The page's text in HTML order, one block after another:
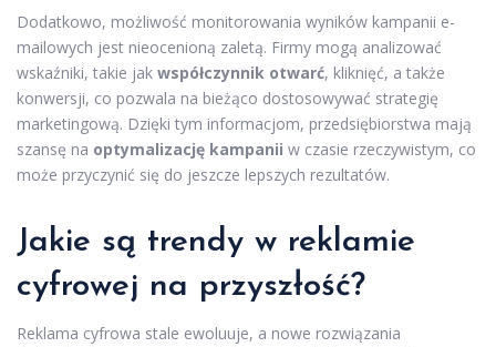
Dodatkowo, możliwość monitorowania wyników kampanii e-
mailowych jest nieocenioną zaletą. Firmy mogą analizować
wskaźniki, takie jak współczynnik otwarć, kliknięć, a także
konwersji, co pozwala na bieżąco dostosowywać strategię
marketingową. Dzięki tym informacjom, przedsiębiorstwa mają
szansę na optymalizację kampanii w czasie rzeczywistym, co
może przyczynić się do jeszcze lepszych rezultatów.
Jakie są trendy w reklamie
cyfrowej na przyszłość?
Reklama cyfrowa stale ewoluuje, a nowe rozwiązania